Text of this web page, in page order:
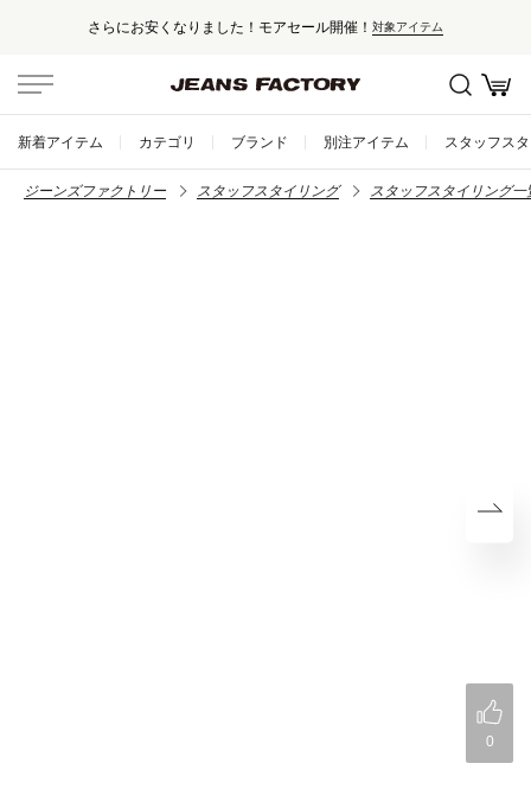
さらにお安くなりました！モアセール開催！ 対象アイテム
新着アイテム カテゴリ ブランド 別注アイテム スタッフス
ジーンズファクトリー スタッフスタイリング スタッフスタイリング一
0